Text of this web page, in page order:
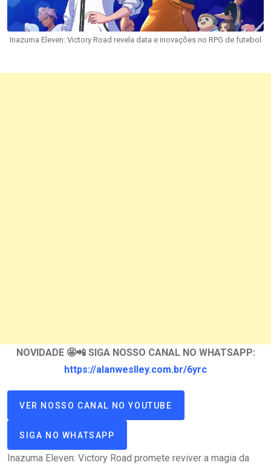
Inazuma Eleven: Victory Road revela data e inovações no RPG de futebol
NOVIDADE 🤩📲 SIGA NOSSO CANAL NO WHATSAPP:
https://alanweslley.com.br/6yrc
VER NOSSO CANAL NO YOUTUBE
SIGA NO WHATSAPP
Inazuma Eleven: Victory Road promete reviver a magia da